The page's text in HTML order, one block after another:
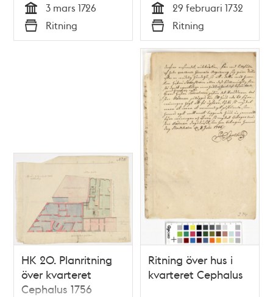
Tid
3 mars 1726
Typ
Ritning Tid
29 februari 1732
Typ
Ritning
HK 20. Planritning
över kvarteret
Cephalus 1756
Ritning över hus i
kvarteret Cephalus